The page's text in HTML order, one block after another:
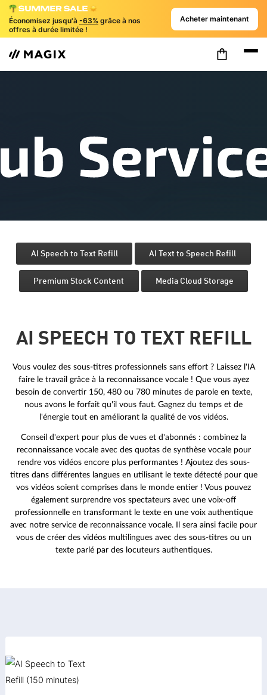
Économisez jusqu'à -63% grâce à nos
offres à durée limitée !
Acheter maintenant
AI Speech to Text Refill AI Text to Speech Refill
Premium Stock Content Media Cloud Storage
AI SPEECH TO TEXT REFILL
Vous voulez des sous-titres professionnels sans effort ? Laissez l'IA
faire le travail grâce à la reconnaissance vocale ! Que vous ayez
besoin de convertir 150, 480 ou 780 minutes de parole en texte,
nous avons le forfait qu'il vous faut. Gagnez du temps et de
l'énergie tout en améliorant la qualité de vos vidéos.
Conseil d'expert pour plus de vues et d'abonnés : combinez la
reconnaissance vocale avec des quotas de synthèse vocale pour
rendre vos vidéos encore plus performantes ! Ajoutez des sous-
titres dans différentes langues en utilisant le texte détecté pour que
vos vidéos soient comprises dans le monde entier ! Vous pouvez
également surprendre vos spectateurs avec une voix-off
professionnelle en transformant le texte en une voix authentique
avec notre service de reconnaissance vocale. Il sera ainsi facile pour
vous de créer des vidéos multilingues avec des sous-titres ou un
texte parlé par des locuteurs authentiques.